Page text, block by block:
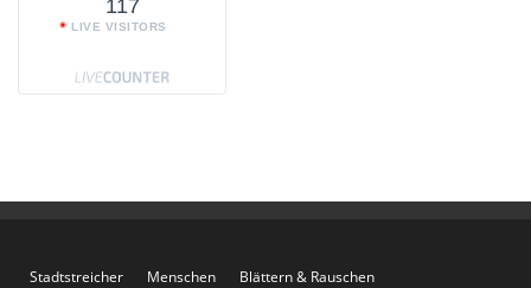
117
LIVE VISITORS
Stadtstreicher Menschen
Blättern & Rauschen